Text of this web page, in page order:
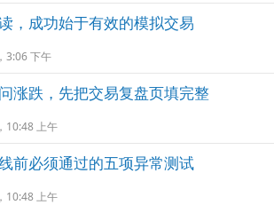
，成功始于有效的模拟交易
3:06 下午
涨跌，先把交易复盘页填完整
10:48 上午
前必须通过的五项异常测试
10:48 上午